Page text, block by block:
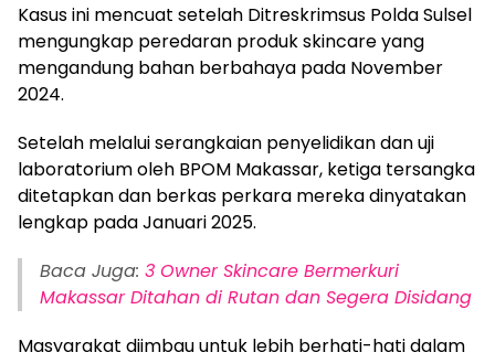
Kasus ini mencuat setelah Ditreskrimsus Polda Sulsel
mengungkap peredaran produk skincare yang
mengandung bahan berbahaya pada November
2024.
Setelah melalui serangkaian penyelidikan dan uji
laboratorium oleh BPOM Makassar, ketiga tersangka
ditetapkan dan berkas perkara mereka dinyatakan
lengkap pada Januari 2025.
Baca Juga: 3 Owner Skincare Bermerkuri
Makassar Ditahan di Rutan dan Segera Disidang
Masyarakat diimbau untuk lebih berhati-hati dalam